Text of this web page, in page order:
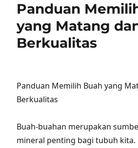
Panduan
yang Matang
Berkualitas
Panduan Memilih Buah yang
Berkualitas
Buah-buahan merupakan
mineral penting bagi tubuh kita.